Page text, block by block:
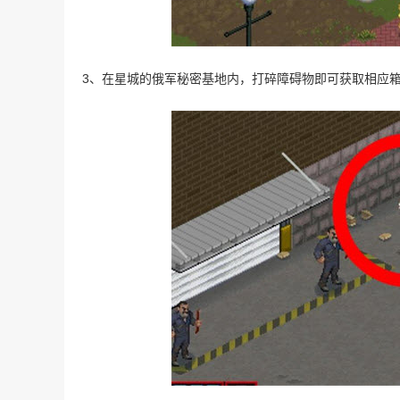
3、在星城的俄军秘密基地内，打碎障碍物即可获取相应